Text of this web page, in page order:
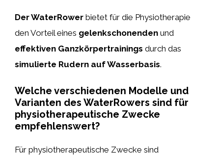
Der WaterRower bietet für die Physiotherapie
den Vorteil eines gelenkschonenden und
effektiven Ganzkörpertrainings durch das
simulierte Rudern auf Wasserbasis.
Welche verschiedenen Modelle und
Varianten des WaterRowers sind für
physiotherapeutische Zwecke
empfehlenswert?
Für physiotherapeutische Zwecke sind